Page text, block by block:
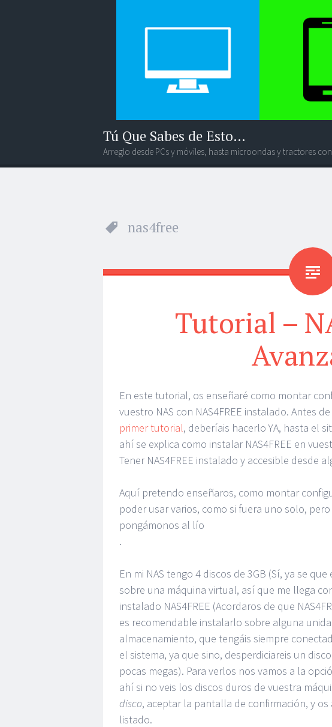
Tú Que Sabes de Esto…
Arreglo desde PCs y móviles, hasta microondas y tractores
Menú
Widgets
Buscar
nas4free
Tutorial –
En este tutorial, os enseñaré como montar
vuestro NAS con NAS4FREE instalado. Antes
primer tutorial, deberíais hacerlo YA, hasta el
ahí se explica como instalar NAS4FREE en
Tener NAS4FREE instalado y accesible desde
Aquí pretendo enseñaros, como montar
poder usar varios, como si fuera uno solo,
pongámonos al lío
.
En mi NAS tengo 4 discos de 3GB (Sí, ya se
sobre una máquina virtual, así que me llega
instalado NAS4FREE (Acordaros de que
es recomendable instalarlo sobre alguna
almacenamiento, que tengáis siempre
el sistema, ya que sino, desperdiciareis un
pocas megas). Para verlos nos vamos a la
ahí si no veis los discos duros de vuestra
disco, aceptar la pantalla de confirmación, y
listado.